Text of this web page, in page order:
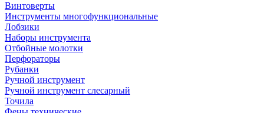
Винтоверты
Инструменты многофункциональные
Лобзики
Наборы инструмента
Отбойные молотки
Перфораторы
Рубанки
Ручной инструмент
Ручной инструмент слесарный
Точила